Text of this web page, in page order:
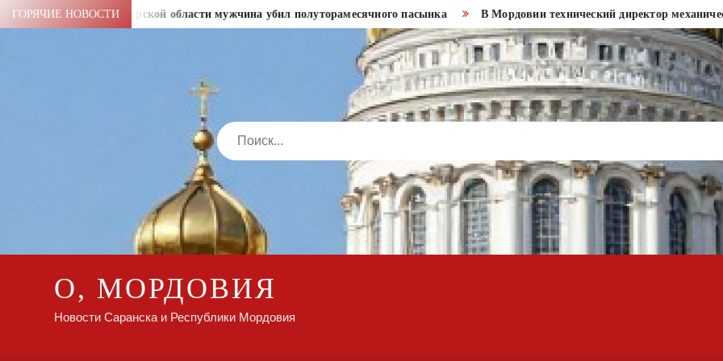
Перейти
к
ГОРЯЧИЕ НОВОСТИВ Амурской области мужчина убил полуторамесячного пасынка В Мордовии технический директор механического
Search
О, МОРДОВИЯ
Новости Саранска и Республики Мордовия